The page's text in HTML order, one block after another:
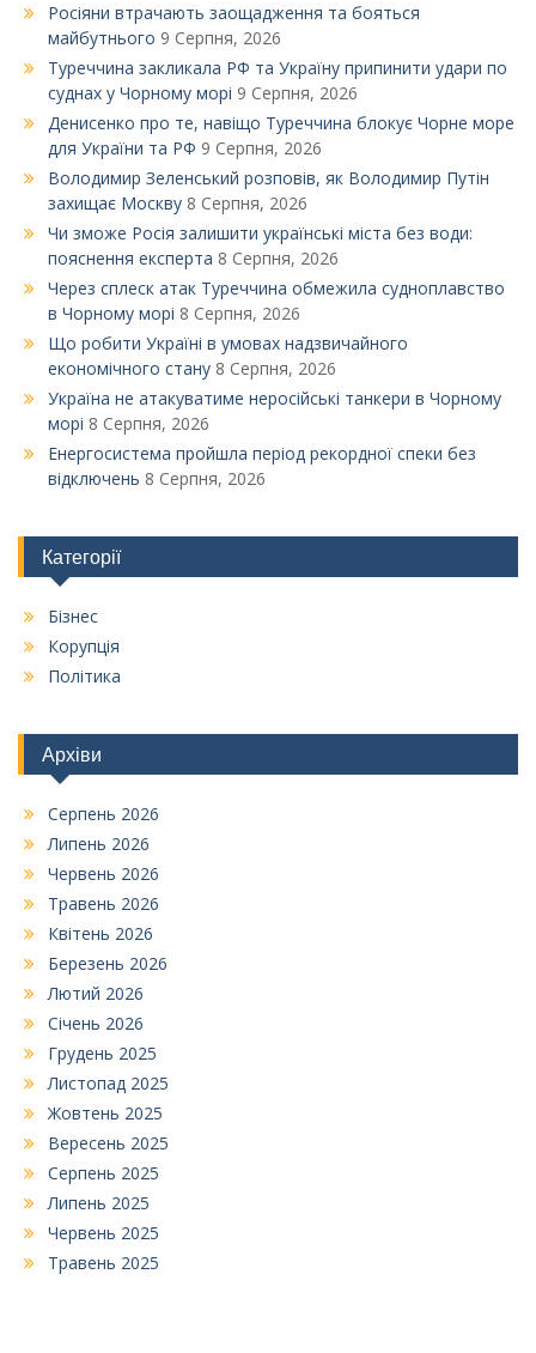
Росіяни втрачають заощадження та бояться
майбутнього 9 Серпня, 2026
Туреччина закликала РФ та Україну припинити удари по
суднах у Чорному морі 9 Серпня, 2026
Денисенко про те, навіщо Туреччина блокує Чорне море
для України та РФ 9 Серпня, 2026
Володимир Зеленський розповів, як Володимир Путін
захищає Москву 8 Серпня, 2026
Чи зможе Росія залишити українські міста без води:
пояснення експерта 8 Серпня, 2026
Через сплеск атак Туреччина обмежила судноплавство
в Чорному морі 8 Серпня, 2026
Що робити Україні в умовах надзвичайного
економічного стану 8 Серпня, 2026
Україна не атакуватиме неросійські танкери в Чорному
морі 8 Серпня, 2026
Енергосистема пройшла період рекордної спеки без
відключень 8 Серпня, 2026
Категорії
Бізнес
Корупція
Політика
Архіви
Серпень 2026
Липень 2026
Червень 2026
Травень 2026
Квітень 2026
Березень 2026
Лютий 2026
Січень 2026
Грудень 2025
Листопад 2025
Жовтень 2025
Вересень 2025
Серпень 2025
Липень 2025
Червень 2025
Травень 2025